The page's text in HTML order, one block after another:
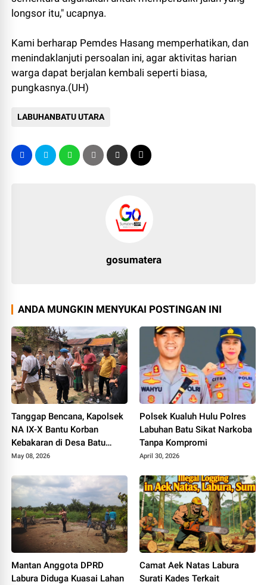
longsor itu," ucapnya.
Kami berharap Pemdes Hasang memperhatikan, dan
menindaklanjuti persoalan ini, agar aktivitas harian
warga dapat berjalan kembali seperti biasa,
pungkasnya.(UH)
LABUHANBATU UTARA
gosumatera
ANDA MUNGKIN MENYUKAI POSTINGAN INI
Tanggap Bencana, Kapolsek
NA IX-X Bantu Korban
Kebakaran di Desa Batu
Tunggal Labura
May 08, 2026
Polsek Kualuh Hulu Polres
Labuhan Batu Sikat Narkoba
Tanpa Kompromi
April 30, 2026
Mantan Anggota DPRD
Labura Diduga Kuasai Lahan
Camat Aek Natas Labura
Surati Kades Terkait